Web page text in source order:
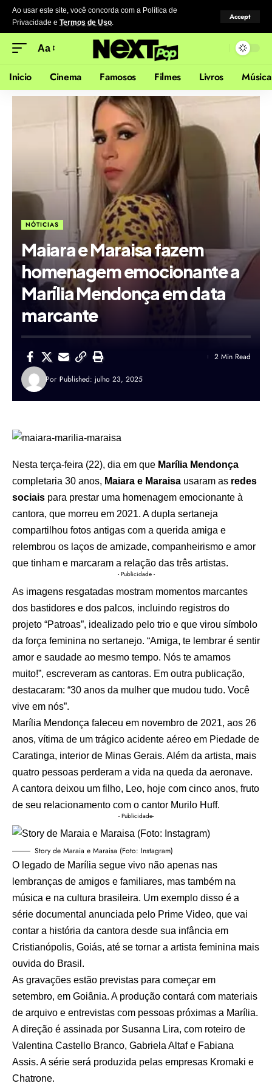
Ao usar este site, você concorda com a Política de
Privacidade e Termos de Uso.
Accept
Aa
Inicio Cinema Famosos Filmes Livros Música
NÓTICIAS
Maiara e Maraisa fazem
homenagem emocionante a
Marília Mendonça em data
marcante
Por Published: julho 23, 2025
2 Min Read
Nesta terça-feira (22), dia em que Marília Mendonça
completaria 30 anos, Maiara e Maraisa usaram as redes
sociais para prestar uma homenagem emocionante à
cantora, que morreu em 2021. A dupla sertaneja
compartilhou fotos antigas com a querida amiga e
relembrou os laços de amizade, companheirismo e amor
que tinham e marcaram a relação das três artistas.
- Publicidade -
As imagens resgatadas mostram momentos marcantes
dos bastidores e dos palcos, incluindo registros do
projeto “Patroas”, idealizado pelo trio e que virou símbolo
da força feminina no sertanejo. “Amiga, te lembrar é sentir
amor e saudade ao mesmo tempo. Nós te amamos
muito!”, escreveram as cantoras. Em outra publicação,
destacaram: “30 anos da mulher que mudou tudo. Você
vive em nós”.
Marília Mendonça faleceu em novembro de 2021, aos 26
anos, vítima de um trágico acidente aéreo em Piedade de
Caratinga, interior de Minas Gerais. Além da artista, mais
quatro pessoas perderam a vida na queda da aeronave.
A cantora deixou um filho, Leo, hoje com cinco anos, fruto
de seu relacionamento com o cantor Murilo Huff.
- Publicidade-
Story de Maraia e Maraisa (Foto: Instagram)
O legado de Marília segue vivo não apenas nas
lembranças de amigos e familiares, mas também na
música e na cultura brasileira. Um exemplo disso é a
série documental anunciada pelo Prime Video, que vai
contar a história da cantora desde sua infância em
Cristianópolis, Goiás, até se tornar a artista feminina mais
ouvida do Brasil.
As gravações estão previstas para começar em
setembro, em Goiânia. A produção contará com materiais
de arquivo e entrevistas com pessoas próximas a Marília.
A direção é assinada por Susanna Lira, com roteiro de
Valentina Castello Branco, Gabriela Altaf e Fabiana
Assis. A série será produzida pelas empresas Kromaki e
Chatrone.